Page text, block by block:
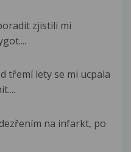
zjistili mi
třemí lety se mi ucpala
na infarkt, po